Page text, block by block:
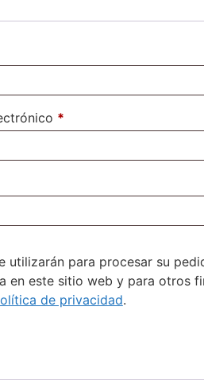
*
utilizarán para procesar su
en este sitio web y para otros
de privacidad.